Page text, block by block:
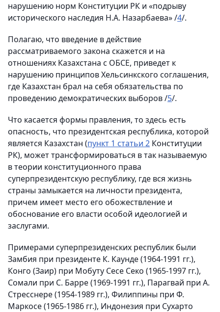
нарушению норм Конституции РК и «подрыву
исторического наследия Н.А. Назарбаева» /4/.
Полагаю, что введение в действие
рассматриваемого закона скажется и на
отношениях Казахстана с ОБСЕ, приведет к
нарушению принципов Хельсинкского соглашения,
где Казахстан брал на себя обязательства по
проведению демократических выборов /5/.
Что касается формы правления, то здесь есть
опасность, что президентская республика, которой
является Казахстан (пункт 1 статьи 2 Конституции
РК), может трансформироваться в так называемую
в теории конституционного права
суперпрезидентскую республику, где вся жизнь
страны замыкается на личности президента,
причем имеет место его обожествление и
обоснование его власти особой идеологией и
заслугами.
Примерами суперпрезиденских республик были
Замбия при президенте К. Каунде (1964-1991 гг.),
Конго (Заир) при Мобуту Сесе Секо (1965-1997 гг.),
Сомали при С. Барре (1969-1991 гг.), Парагвай при А.
Стресснере (1954-1989 гг.), Филиппины при Ф.
Маркосе (1965-1986 гг.), Индонезия при Сухарто